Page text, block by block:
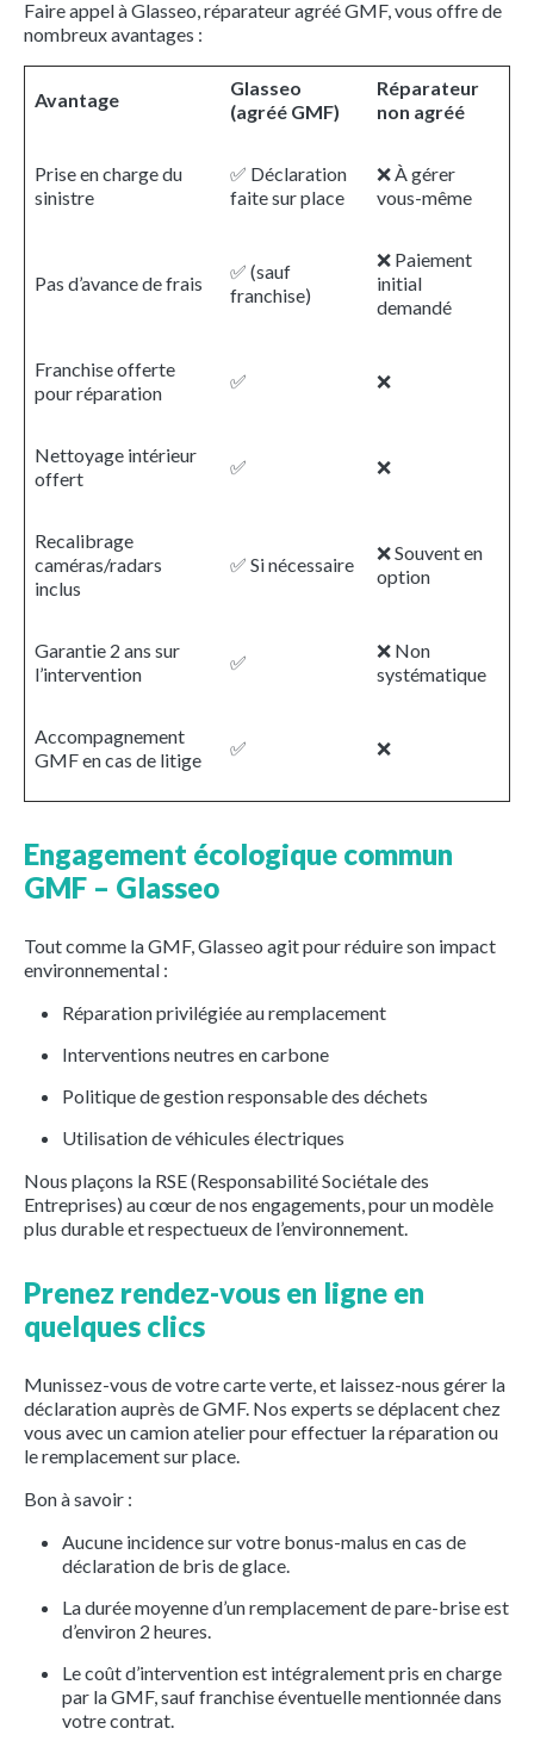
Faire appel à Glasseo, réparateur agréé GMF, vous offre de
nombreux avantages :
Avantage
Glasseo
(agréé GMF)
Réparateur
non agréé
Prise en charge du
sinistre
✅ Déclaration
faite sur place
❌ À gérer
vous-même
Pas d’avance de frais
✅ (sauf
franchise)
❌ Paiement
initial
demandé
Franchise offerte
pour réparation
✅ ❌
Nettoyage intérieur
offert
✅ ❌
Recalibrage
caméras/radars
inclus
✅ Si nécessaire
❌ Souvent en
option
Garantie 2 ans sur
l’intervention
✅
❌ Non
systématique
Accompagnement
GMF en cas de litige
✅ ❌
Engagement écologique commun
GMF – Glasseo
Tout comme la GMF, Glasseo agit pour réduire son impact
environnemental :
Réparation privilégiée au remplacement
Interventions neutres en carbone
Politique de gestion responsable des déchets
Utilisation de véhicules électriques
Nous plaçons la RSE (Responsabilité Sociétale des
Entreprises) au cœur de nos engagements, pour un modèle
plus durable et respectueux de l’environnement.
Prenez rendez-vous en ligne en
quelques clics
Munissez-vous de votre carte verte, et laissez-nous gérer la
déclaration auprès de GMF. Nos experts se déplacent chez
vous avec un camion atelier pour effectuer la réparation ou
le remplacement sur place.
Bon à savoir :
Aucune incidence sur votre bonus-malus en cas de
déclaration de bris de glace.
La durée moyenne d’un remplacement de pare-brise est
d’environ 2 heures.
Le coût d’intervention est intégralement pris en charge
par la GMF, sauf franchise éventuelle mentionnée dans
votre contrat.